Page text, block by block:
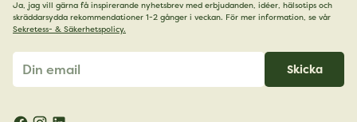
Ja, jag vill gärna få inspirerande nyhetsbrev med erbjudanden, idéer, hälsotips och
skräddarsydda rekommendationer 1-2 gånger i veckan. För mer information, se vår
Sekretess- & Säkerhetspolicy.
email
Skicka